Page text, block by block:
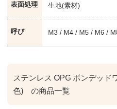
表面処理 生地(素材)
呼び M3 / M4 / M5 / M6 /
ステンレス OPG ボンデッド
色) の商品一覧